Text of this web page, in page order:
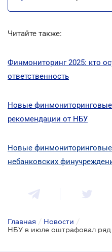
Читайте также:
Финмониторинг 2025: кто
ответственность
Новые финмониторинговые
рекомендации от НБУ
Новые финмониторинговые
небанковских
Главная / Новости /